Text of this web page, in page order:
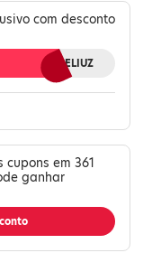
com desconto
MELIUZ
cupons em 361
ganhar